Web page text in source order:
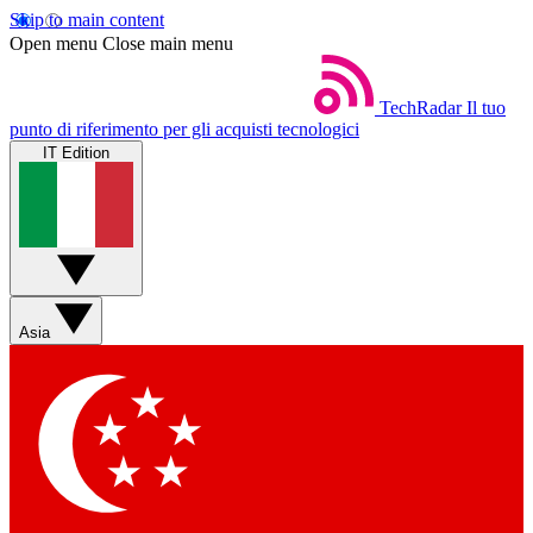
Skip to main content
Open menu Close main menu
TechRadar Il tuo
punto di riferimento per gli acquisti tecnologici
IT Edition
Asia